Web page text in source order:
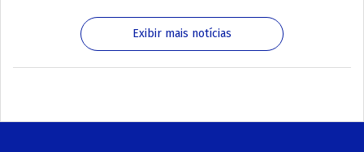
Exibir mais notícias